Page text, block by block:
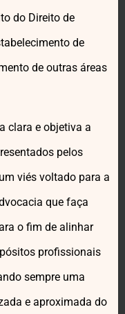
do Direito de
de
de outras áreas
clara e objetiva a
pelos
viés voltado para a
que faça
o fim de alinhar
profissionais
sempre uma
e aproximada do